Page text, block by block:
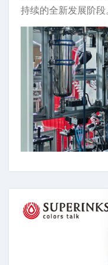
持续的全新发展阶段